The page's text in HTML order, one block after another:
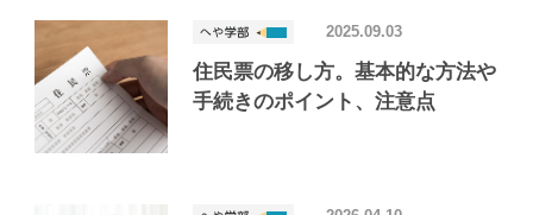
住民票の移し方。基本的な方法や
手続きのポイント、注意点
2025.09.03